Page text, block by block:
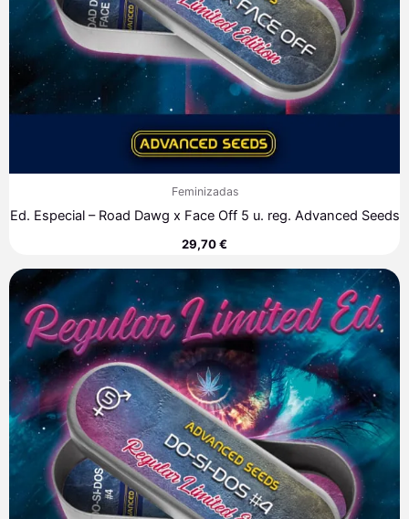
Feminizadas
Ed. Especial – Road Dawg x Face Off 5 u. reg. Advanced Seeds
29,70€